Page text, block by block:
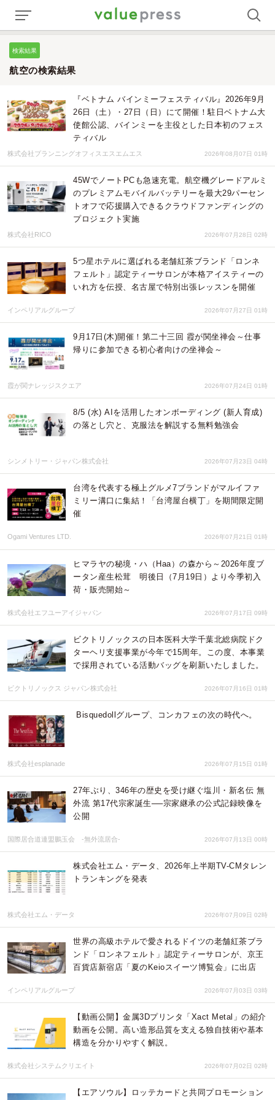
検索結果
航空の検索結果
『ベトナム バインミーフェスティバル』2026年9月
26日（土）・27日（日）にて開催！駐日ベトナム大
使館公認、バインミーを主役とした日本初のフェス
ティバル
株式会社プランニングオフィスエスエムエス 2026年08月07日 01時
45WでノートPCも急速充電。航空機グレードアルミ
のプレミアムモバイルバッテリーを最大29パーセン
トオフで応援購入できるクラウドファンディングの
プロジェクト実施
株式会社RICO 2026年07月28日 02時
5つ星ホテルに選ばれる老舗紅茶ブランド「ロンネ
フェルト」認定ティーサロンが本格アイスティーの
いれ方を伝授、名古屋で特別出張レッスンを開催
インペリアルグループ 2026年07月27日 01時
9月17日(木)開催！第二十三回 霞が関坐禅会～仕事
帰りに参加できる初心者向けの坐禅会～
霞が関ナレッジスクエア 2026年07月24日 01時
8/5 (水) AIを活用したオンボーディング (新人育成)
の落とし穴と、克服法を解説する無料勉強会
シンメトリー・ジャパン株式会社 2026年07月23日 04時
台湾を代表する極上グルメ7ブランドがマルイファ
ミリー溝口に集結！「台湾屋台横丁」を期間限定開
催
Ogami Ventures LTD. 2026年07月21日 01時
ヒマラヤの秘境・ハ（Haa）の森から～2026年度ブ
ータン産生松茸 明後日（7月19日）より今季初入
荷・販売開始～
株式会社エフユーアイジャパン 2026年07月17日 09時
ビクトリノックスの日本医科大学千葉北総病院ドク
ターヘリ支援事業が今年で15周年。この度、本事業
で採用されている活動バッグを刷新いたしました。
ビクトリノックス ジャパン株式会社 2026年07月16日 01時
Bisquedollグループ、コンカフェの次の時代へ。
株式会社esplanade 2026年07月15日 01時
27年ぶり、346年の歴史を受け継ぐ塩川・新名伝 無
外流 第17代宗家誕生──宗家継承の公式記録映像を
公開
国際居合道連盟鵬玉会 -無外流居合- 2026年07月13日 00時
株式会社エム・データ、2026年上半期TV-CMタレン
トランキングを発表
株式会社エム・データ 2026年07月09日 02時
世界の高級ホテルで愛されるドイツの老舗紅茶ブラ
ンド「ロンネフェルト」認定ティーサロンが、京王
百貨店新宿店「夏のKeioスイーツ博覧会」に出店
インペリアルグループ 2026年07月03日 03時
【動画公開】金属3Dプリンタ「Xact Metal」の紹介
動画を公開。高い造形品質を支える独自技術や基本
構造を分かりやすく解説。
株式会社システムクリエイト 2026年07月02日 02時
【エアソウル】ロッテカードと共同プロモーション